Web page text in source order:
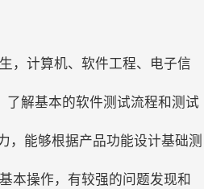
，计算机、软件工程、电子信
了解基本的软件测试流程和测试
，能够根据产品功能设计基础测
本操作，有较强的问题发现和